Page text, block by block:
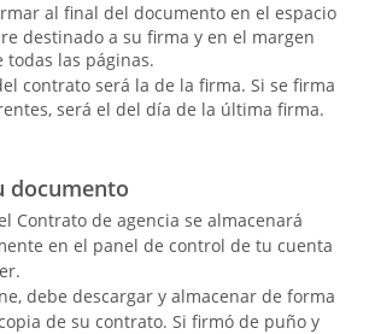
las ventas de acuerdo con las
recibidas por el
siempre que las mismas no
independencia, informando
al final del documento en el espacio
destinado a su firma y en el margen
todas las páginas.
contrato será la de la firma. Si se firma
será el del día de la última firma.
documento
Contrato de agencia se almacenará
en el panel de control de tu cuenta
debe descargar y almacenar de forma
de su contrato. Si firmó de puño y